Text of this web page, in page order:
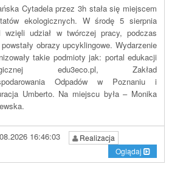
Cytadela przez 3h stała się miejscem
ekologicznych. W środę 5 sierpnia
wzięli udział w twórczej pracy, podczas
obrazy upcyklingowe. Wydarzenie
takie podmioty jak: portal edukacji
edu3eco.pl, Zakład
Odpadów w Poznaniu i
Umberto. Na miejscu była – Monika
16:46:03
Realizacja
Oglądaj